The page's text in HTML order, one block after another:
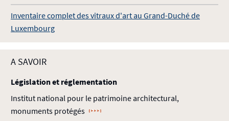
Inventaire complet desvitraux d'art au Grand-Duché de
Luxembourg
A SAVOIR
Législation et réglementation
Institut national pour le patrimoine architectural,
monuments protégés